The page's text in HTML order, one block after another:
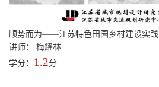
顺势而为——江苏特色田园乡村建设实践
讲师： 梅耀林
学分： 1.2分